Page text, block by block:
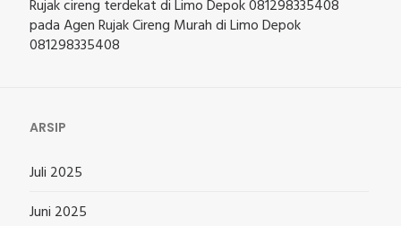
Rujak cireng terdekat di Limo Depok 081298335408
padaAgen Rujak Cireng Murah di Limo Depok
081298335408
ARSIP
Juli 2025
Juni 2025